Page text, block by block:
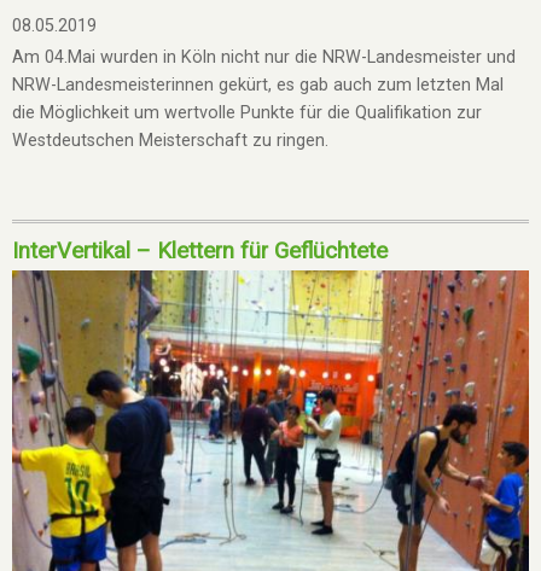
08.05.2019
Am 04.Mai wurden in Köln nicht nur die NRW-Landesmeister und
NRW-Landesmeisterinnen gekürt, es gab auch zum letzten Mal
die Möglichkeit um wertvolle Punkte für die Qualifikation zur
Westdeutschen Meisterschaft zu ringen.
InterVertikal – Klettern für Geflüchtete